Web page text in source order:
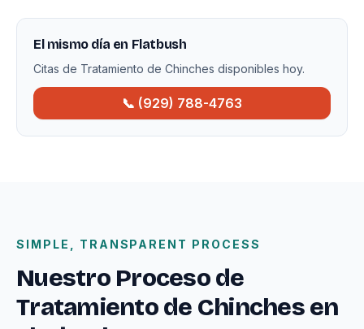
El mismo día en Flatbush
Citas de Tratamiento de Chinches disponibles hoy.
📞 (929) 788-4763
SIMPLE, TRANSPARENT PROCESS
Nuestro Proceso de
Tratamiento de Chinches en